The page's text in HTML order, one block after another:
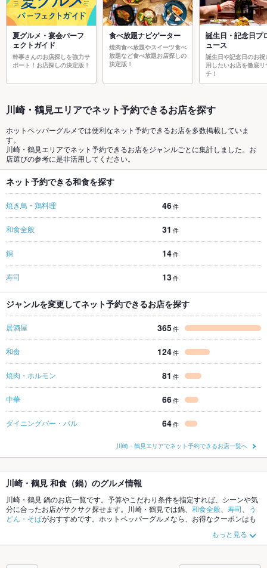
夏グルメ・宴会パーフ
ェクトガイド
幹事さんのお店探しを強力サ
ポート！お店探しの決定版！
食べ放題ナビゲーター
焼肉食べ放題やスイーツ食べ
放題など食べ放題お店探しの
決定版！
誕生日・記念日プ
ュース
誕生日や記念日のお祝
用したいお店を徹底リ
チ！
川崎・鶴見エリアでネット予約できるお店を探す
ホットペッパーグルメでは便利なネット予約できるお店を多数掲載していま
す。
川崎・鶴見エリアでネット予約できるお店をジャンルごとに集計しました。お
店選びの参考に是非活用してください。
ネット予約できる和食を探す
焼き鳥・鶏料理 46件
和食全般 31 件
鍋 14件
寿司 13件
ジャンルを変更してネット予約できるお店を探す
居酒屋 365件
和食 124件
焼肉・ホルモン 81 件
中華 66件
ダイニングバー・バル 64件
川崎・鶴見エリアでネット予約できるお店一覧へ
川崎・鶴見 和食（鍋）のグルメ情報
川崎・鶴見 鍋のお店一覧です。予算やこだわり条件を指定すれば、シーンや気
分に合ったお店がサクサク探せます。川崎・鶴見では鍋、 和食全般 寿司
う
どん・そばがおすすめです。ホットペッパーグルメなら、お得なクーポンはも
介しているので安心！24時間使える簡単便利なネット予約が使えるお店も拡大
中です。友達どうしの飲み会にも、会社の宴会にも、デートやパーティーにも
もっと見る